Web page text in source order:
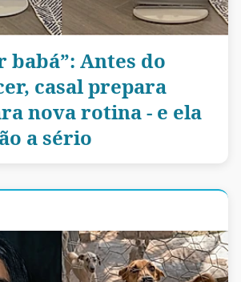
babá”: Antes do
casal prepara
nova rotina - e ela
a sério